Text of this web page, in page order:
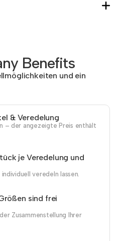
Benefits
und ein
& Veredelung
– der angezeigte Preis enthält
je Veredelung und
veredeln lassen.
sind frei
Zusammenstellung Ihrer